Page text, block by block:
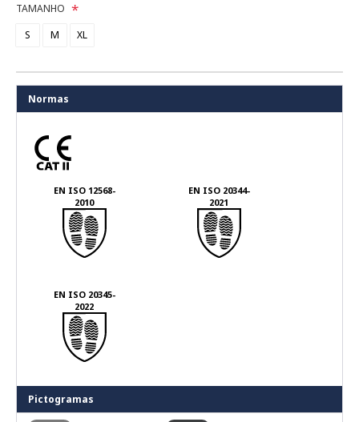
TAMANHO
S
M XL
Normas
EN ISO 12568-
2010
EN ISO 20344-
2021
EN ISO 20345-
2022
Pictogramas